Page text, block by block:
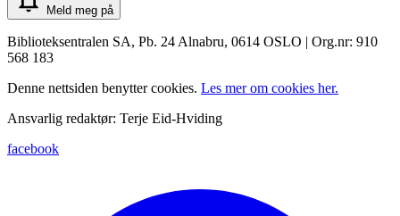
Meld meg på
Biblioteksentralen SA, Pb. 24 Alnabru, 0614 OSLO | Org.nr: 910
568 183
Denne nettsiden benytter cookies. Les mer om cookies her.
Ansvarlig redaktør: Terje Eid-Hviding
facebook